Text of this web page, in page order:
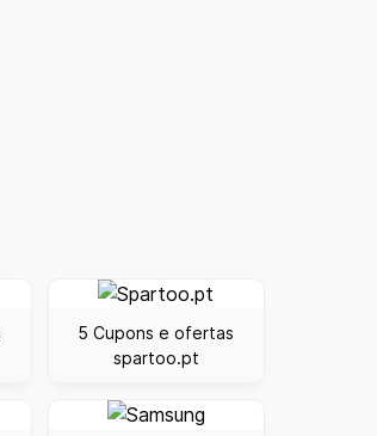
5 Cupons e ofertas
spartoo.pt